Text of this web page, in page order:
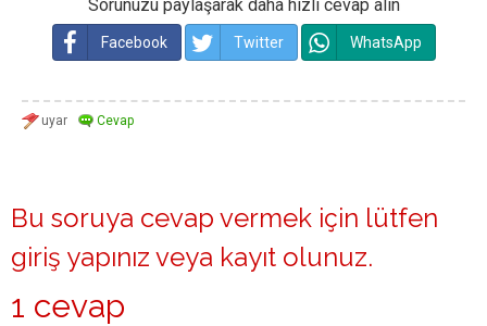
Sorunuzu paylaşarak daha hızlı cevap alın
Facebook Twitter WhatsApp
Bu soruya cevap vermek için lütfen
giriş yapınız veya kayıt olunuz.
1 cevap